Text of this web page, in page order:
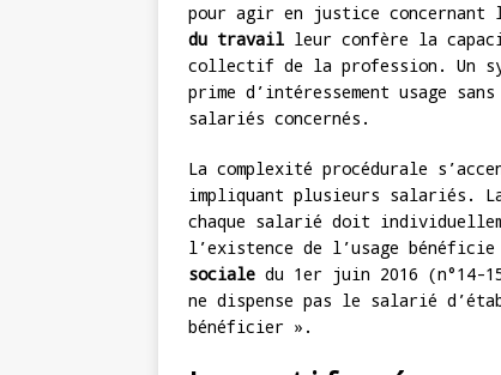
pour agir en justice concernant
du travail leur confère la
collectif de la profession. Un
prime d’intéressement usage
salariés concernés.
La complexité procédurale
impliquant plusieurs salariés.
chaque salarié doit
l’existence de l’usage
sociale du 1er juin 2016 (n°14-
ne dispense pas le salarié
bénéficier ».